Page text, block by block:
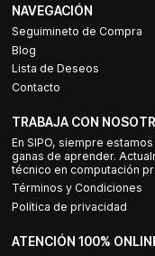
NAVEGACIÓN
Seguimineto de Compra
Blog
Lista de Deseos
Contacto
TRABAJA CON
En SIPO, siempre
ganas de aprender.
técnico en computación
Términos y Condiciones
Política de privacidad
ATENCIÓN 100%